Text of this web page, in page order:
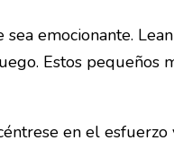
emocionante.
Estos pequeños
en el